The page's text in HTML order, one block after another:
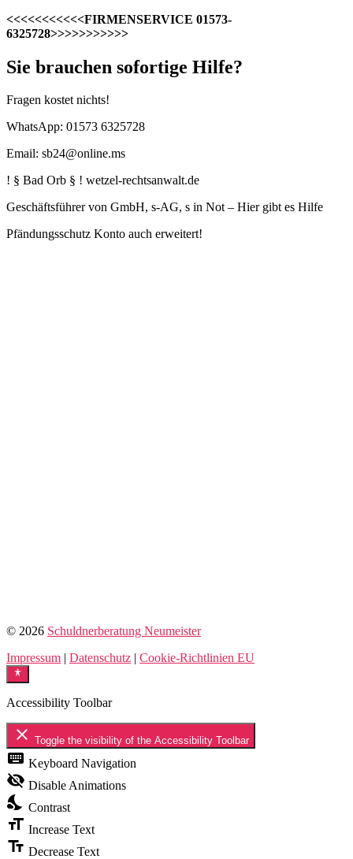
<<<<<<<<<<<FIRMENSERVICE 01573-
6325728>>>>>>>>>>>
Sie brauchen sofortige Hilfe?
Fragen kostet nichts!
WhatsApp: 01573 6325728
Email: sb24@online.ms
! § Bad Orb § ! wetzel-rechtsanwalt.de
Geschäftsführer von GmbH, s-AG, s in Not – Hier gibt es Hilfe
Pfändungsschutz Konto auch erweitert!
© 2026 Schuldnerberatung Neumeister
Impressum | Datenschutz | Cookie-Richtlinien EU
Accessibility Toolbar
close Toggle the visibility of the Accessibility Toolbar
keyboard Keyboard Navigation
visibility_off Disable Animations
nights_stay Contrast
format_size Increase Text
text_fields Decrease Text